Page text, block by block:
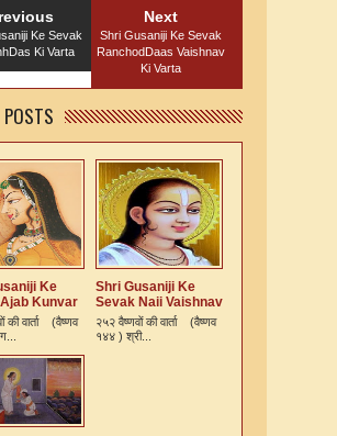
Ke Sevak
Ki Varta
Next
Shri Gusaniji Ke Sevak
RanchodDaas Vaishnav
Ki Varta
POSTS
Ke
Kunvar
की वार्ता (वैष्णव
Shri Gusaniji Ke
Sevak Naii Vaishnav
Ki Varta
२५२ वैष्णवों की वार्ता (वैष्णव
१४४ ) श्री...